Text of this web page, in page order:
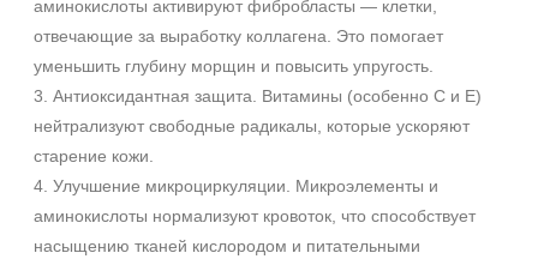
Биорепарация
Мезотерапия
Форма выпуска
Ампула
Флакон
Шприц
аминокислоты активируют фибробласты — клетки,
отвечающие за выработку коллагена. Это помогает
уменьшить глубину морщин и повысить упругость.
3. Антиоксидантная защита. Витамины (особенно C и E)
нейтрализуют свободные радикалы, которые ускоряют
старение кожи.
4. Улучшение микроциркуляции. Микроэлементы и
аминокислоты нормализуют кровоток, что способствует
насыщению тканей кислородом и питательными